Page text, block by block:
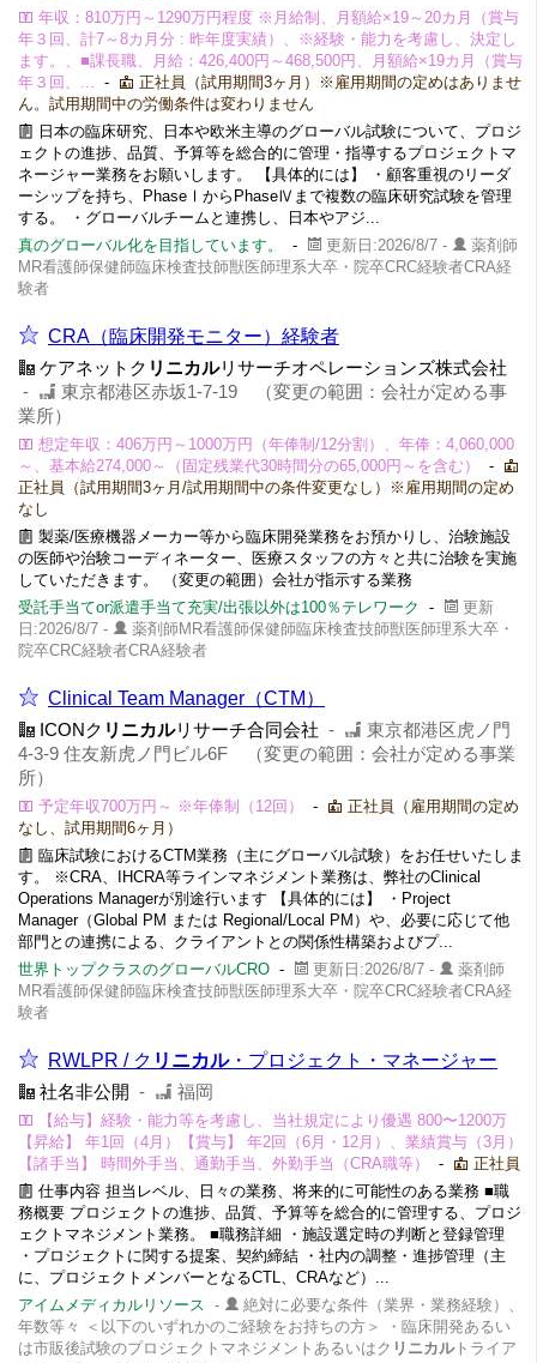
年収：810万円～1290万円程度 ※月給制、月額給×19～20カ月（賞与
年３回、計7～8カ月分 : 昨年度実績）、※経験・能力を考慮し、決定し
ます。、■課長職、月給：426,400円～468,500円、月額給×19カ月（賞与
年３回、...
-
正社員（試用期間3ヶ月）※雇用期間の定めはありませ
ん。試用期間中の労働条件は変わりません
日本の臨床研究、日本や欧米主導のグローバル試験について、プロジ
ェクトの進捗、品質、予算等を総合的に管理・指導するプロジェクトマ
ネージャー業務をお願いします。 【具体的には】 ・顧客重視のリーダ
ーシップを持ち、PhaseⅠからPhaseⅣまで複数の臨床研究試験を管理
する。 ・グローバルチームと連携し、日本やアジ...
真のグローバル化を目指しています。
- 更新日:2026/8/7 -
薬剤師
MR看護師保健師臨床検査技師獣医師理系大卒・院卒CRC経験者CRA経
験者
CRA（臨床開発モニター）経験者
ケアネットク リニカルリサーチオペレーションズ株式会社
-
東京都港区赤坂1-7-19 （変更の範囲：会社が定める事
業所）
想定年収：406万円～1000万円（年俸制/12分割）、年俸：4,060,000
～、基本給274,000～（固定残業代30時間分の65,000円～を含む）
-
正社員（試用期間3ヶ月/試用期間中の条件変更なし）※雇用期間の定め
なし
製薬/医療機器メーカー等から臨床開発業務をお預かりし、治験施設
の医師や治験コーディネーター、医療スタッフの方々と共に治験を実施
していただきます。 （変更の範囲）会社が指示する業務
受託手当てor派遣手当て充実/出張以外は100％テレワーク
-
更新
日:2026/8/7 -
薬剤師MR看護師保健師臨床検査技師獣医師理系大卒・
院卒CRC経験者CRA経験者
Clinical Team Manager（CTM）
ICONク リニカルリサーチ合同会社 -
東京都港区虎ノ門
4-3-9 住友新虎ノ門ビル6F （変更の範囲：会社が定める事業
所）
予定年収700万円～ ※年俸制（12回） -
正社員（雇用期間の定め
なし、試用期間6ヶ月）
臨床試験におけるCTM業務（主にグローバル試験）をお任せいたしま
す。 ※CRA、IHCRA等ラインマネジメント業務は、弊社のClinical
Operations Managerが別途行います 【具体的には】 ・Project
Manager（Global PM または Regional/Local PM）や、必要に応じて他
部門との連携による、クライアントとの関係性構築およびプ...
世界トップクラスのグローバルCRO - 更新日:2026/8/7 -
薬剤師
MR看護師保健師臨床検査技師獣医師理系大卒・院卒CRC経験者CRA経
験者
RWLPR / ク リニカル・プロジェクト・マネージャー
社名非公開 - 福岡
【給与】経験・能力等を考慮し、当社規定により優遇 800〜1200万
【昇給】 年1回（4月）【賞与】 年2回（6月・12月）、業績賞与（3月）
【諸手当】 時間外手当、通勤手当、外勤手当（CRA職等）
-
正社員
仕事内容 担当レベル、日々の業務、将来的に可能性のある業務 ■職
務概要 プロジェクトの進捗、品質、予算等を総合的に管理する、プロジ
ェクトマネジメント業務。 ■職務詳細 ・施設選定時の判断と登録管理
・プロジェクトに関する提案、契約締結 ・社内の調整・進捗管理（主
に、プロジェクトメンバーとなるCTL、CRAなど）...
アイムメディカルリソース
-
絶対に必要な条件（業界・業務経験）、
年数等々 ＜以下のいずれかのご経験をお持ちの方＞ ・臨床開発あるい
は市販後試験のプロジェクトマネジメントあるいはク リニカルトライア